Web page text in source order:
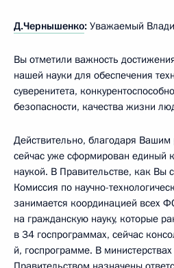
Д.Чернышенко: Уважаемый
Вы отметили важность
нашей науки для обеспечения
суверенитета,
безопасности, качества жизни
Действительно, благодаря
сейчас уже сформирован единый
наукой. В Правительстве, как Вы
Комиссия по научно-
занимается координацией всех
на гражданскую науку, которые
в 34 госпрограммах, сейчас
й, госпрограмме. В